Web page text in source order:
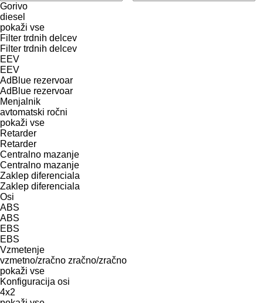
Gorivo
diesel
pokaži vse
Filter trdnih delcev
Filter trdnih delcev
EEV
EEV
AdBlue rezervoar
AdBlue rezervoar
Menjalnik
avtomatski ročni
pokaži vse
Retarder
Retarder
Centralno mazanje
Centralno mazanje
Zaklep diferenciala
Zaklep diferenciala
Osi
ABS
ABS
EBS
EBS
Vzmetenje
vzmetno/zračno zračno/zračno
pokaži vse
Konfiguracija osi
4x2